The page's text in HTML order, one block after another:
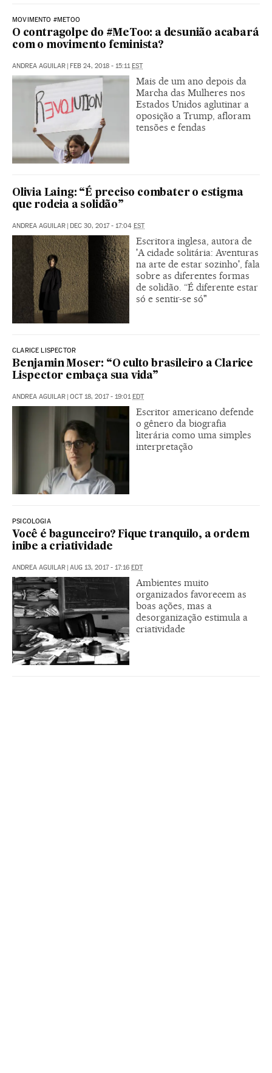
MOVIMENTO #METOO
O contragolpe do #MeToo: a desunião acabará
com o movimento feminista?
ANDREA AGUILAR | FEB 24, 2018 - 15:11EST
Mais de um ano depois da
Marcha das Mulheres nos
Estados Unidos aglutinar a
oposição a Trump, afloram
tensões e fendas
Olivia Laing: “É preciso combater o estigma
que rodeia a solidão”
ANDREA AGUILAR | DEC 30, 2017 - 17:04 EST
Escritora inglesa, autora de
'A cidade solitária: Aventuras
na arte de estar sozinho', fala
sobre as diferentes formas
de solidão. “É diferente estar
só e sentir-se só"
CLARICE LISPECTOR
Benjamin Moser: “O culto brasileiro a Clarice
Lispector embaça sua vida”
ANDREA AGUILAR | OCT 18, 2017 - 19:01EDT
Escritor americano defende
o gênero da biografia
literária como uma simples
interpretação
PSICOLOGIA
Você é bagunceiro? Fique tranquilo, a ordem
inibe a criatividade
ANDREA AGUILAR | AUG 13, 2017 - 17:16 EDT
Ambientes muito
organizados favorecem as
boas ações, mas a
desorganização estimula a
criatividade